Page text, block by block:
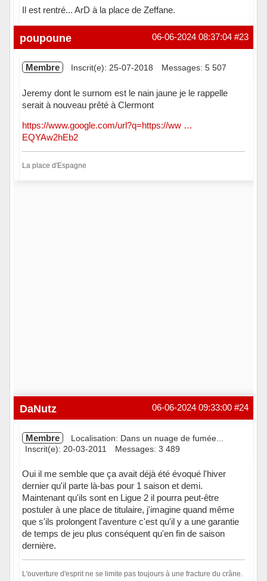
Il est rentré... ArD à la place de Zeffane.
Hors ligne #23
06-06-2024 08:37:04
poupoune
Membre Inscrit(e): 25-07-2018 Messages: 5 507
Jeremy dont le surnom est le nain jaune je le rappelle
serait à nouveau prêté à Clermont
https://www.google.com/url?q=https://ww …
EQYAw2hEb2
La place d'Espagne
#24
06-06-2024 09:33:00
DaNutz
Membre
Localisation: Dans un nuage de fumée...
Inscrit(e): 20-03-2011
Messages: 3 489
Oui il me semble que ça avait déjà été évoqué l'hiver
dernier qu'il parte là-bas pour 1 saison et demi.
Maintenant qu'ils sont en Ligue 2 il pourra peut-être
postuler à une place de titulaire, j'imagine quand même
que s'ils prolongent l'aventure c'est qu'il y a une garantie
de temps de jeu plus conséquent qu'en fin de saison
dernière.
L'ouverture d'esprit ne se limite pas toujours à une fracture du crâne.